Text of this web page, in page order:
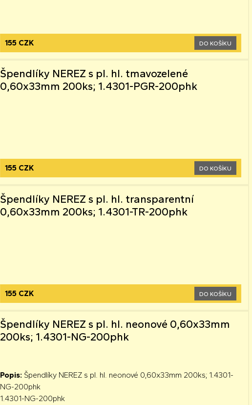
155 CZK DO KOŠÍKU
Špendlíky NEREZ s pl. hl. tmavozelené
0,60x33mm 200ks; 1.4301-PGR-200phk
155 CZK DO KOŠÍKU
Špendlíky NEREZ s pl. hl. transparentní
0,60x33mm 200ks; 1.4301-TR-200phk
155 CZK DO KOŠÍKU
Špendlíky NEREZ s pl. hl. neonové 0,60x33mm
200ks; 1.4301-NG-200phk
Popis: Špendlíky NEREZ s pl. hl. neonové 0,60x33mm 200ks; 1.4301-
NG-200phk
1.4301-NG-200phk